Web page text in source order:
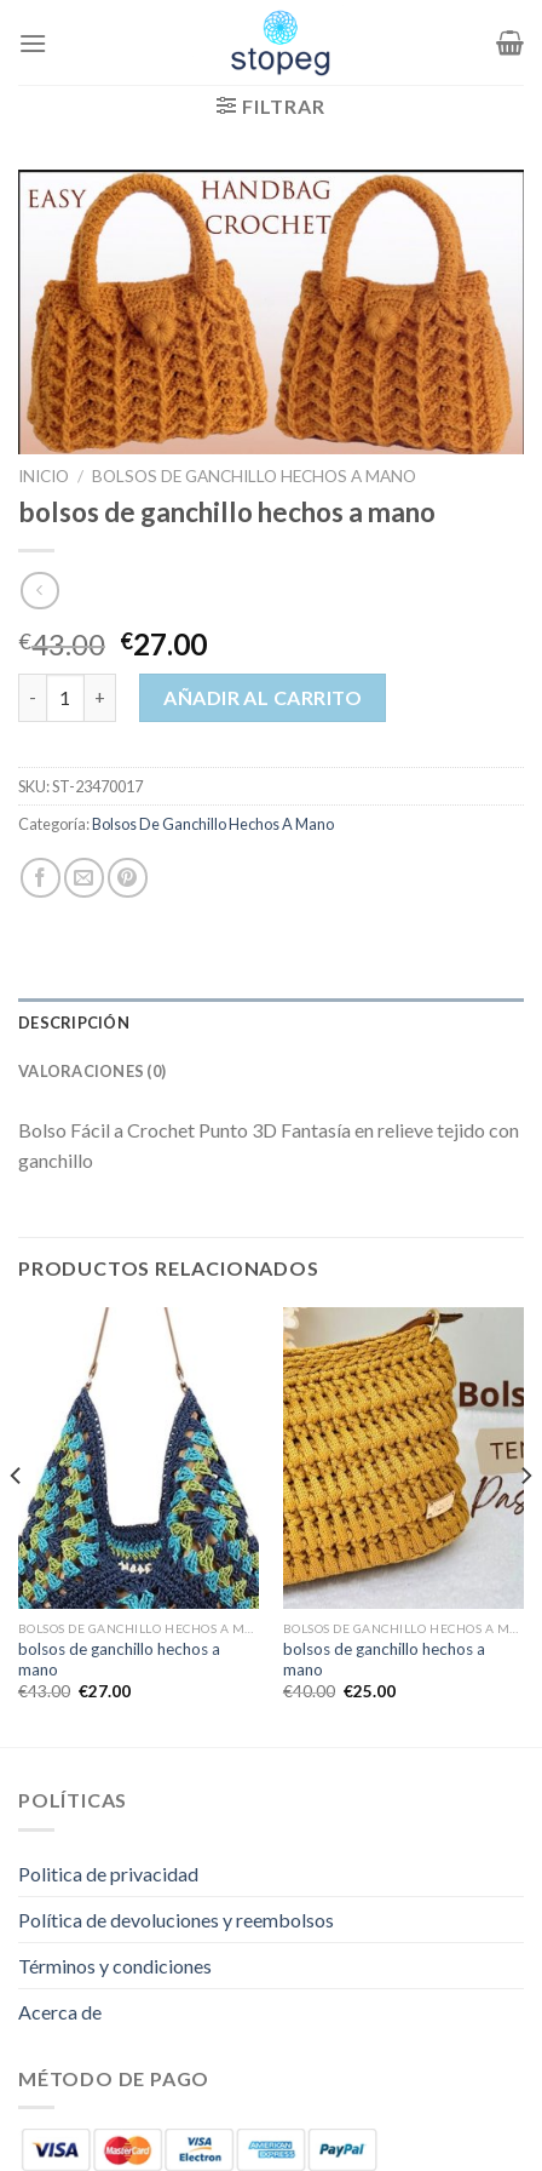
FILTRAR
INICIO / BOLSOS DE GANCHILLO HECHOS A MANO
bolsos de ganchillo hechos a mano
€43.00 €27.00
bolsos de ganchillo hechos a mano cantidad
AÑADIR AL CARRITO
SKU:ST-23470017
Categoría:Bolsos De Ganchillo Hechos A Mano
DESCRIPCIÓN
VALORACIONES (0)
Bolso Fácil a Crochet Punto 3D Fantasía en relieve tejido con
ganchillo
PRODUCTOS RELACIONADOS
bolsos de ganchillo hechos a
mano
€43.00 €27.00
bolsos de ganchillo hechos a
mano
€40.00 €25.00
POLÍTICAS
Politica de privacidad
Política de devoluciones y reembolsos
Términos y condiciones
Acerca de
MÉTODO DE PAGO